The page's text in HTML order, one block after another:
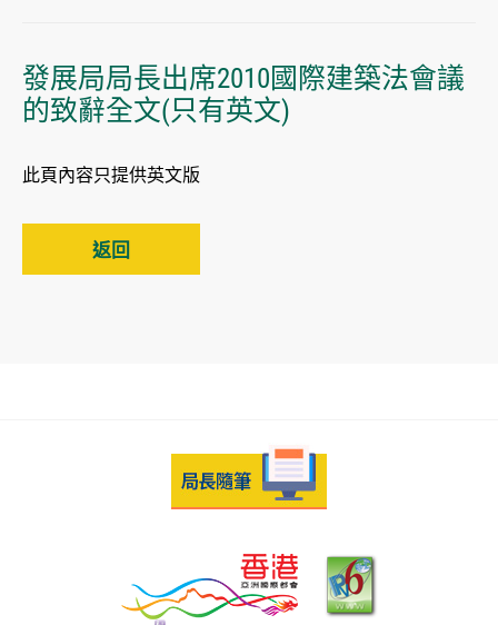
發展局局長出席2010國際建築法會議
的致辭全文(只有英文)
此頁內容只提供英文版
返回